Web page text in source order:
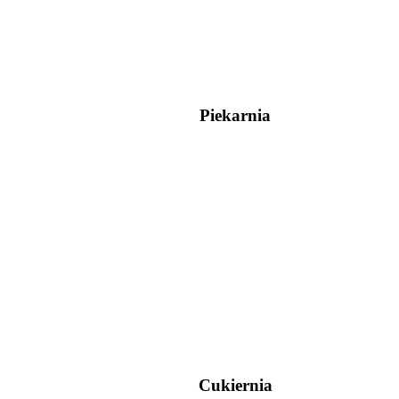
Piekarnia
Cukiernia